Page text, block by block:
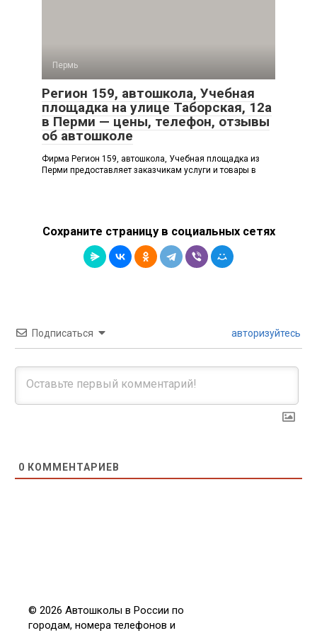
Пермь
Регион 159, автошкола, Учебная
площадка на улице Таборская, 12а
в Перми — цены, телефон, отзывы
об автошколе
Фирма Регион 159, автошкола, Учебная площадка из
Перми предоставляет заказчикам услуги и товары в
Сохраните страницу в социальных сетях
Подписаться авторизуйтесь
0 КОММЕНТАРИЕВ
© 2026 Автошколы в России по
городам, номера телефонов и